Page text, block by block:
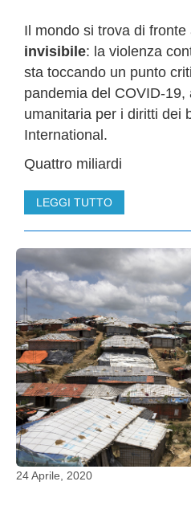
Il mondo si trova di fronte
invisibile: la violenza
sta toccando un punto
pandemia del COVID-19,
umanitaria per i diritti dei
International.
Quattro miliardi
LEGGI TUTTO
24 Aprile, 2020